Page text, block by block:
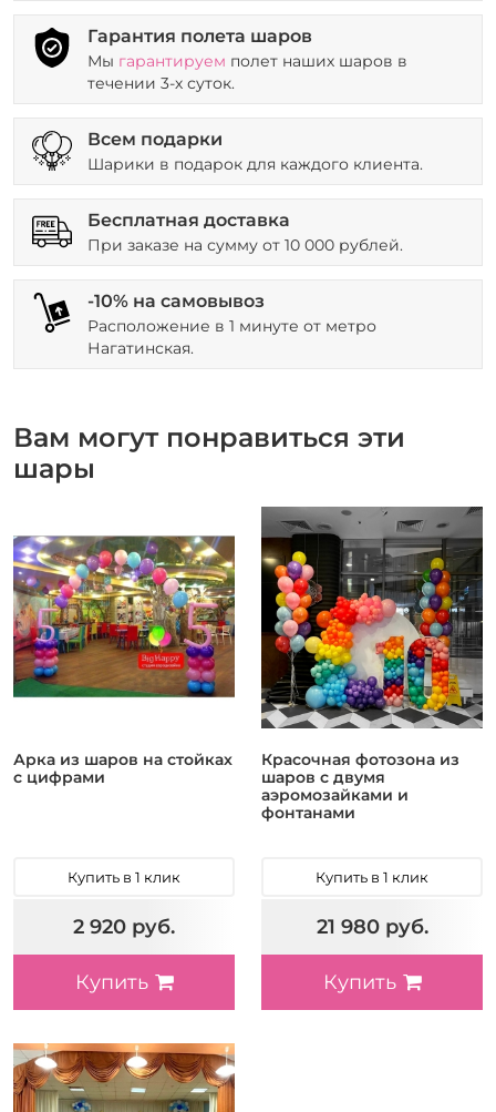
Гарантия полета шаров
Мы гарантируем полет наших шаров в
течении 3-х суток.
Всем подарки
Шарики в подарок для каждого клиента.
Бесплатная доставка
При заказе на сумму от 10 000 рублей.
-10% на самовывоз
Расположение в 1 минуте от метро
Нагатинская.
Вам могут понравиться эти
шары
Арка из шаров на стойках
с цифрами
Купить в 1 клик
2 920 руб.
Купить
Красочная фотозона из
шаров с двумя
аэромозайками и
фонтанами
Купить в 1 клик
21 980 руб.
Купить